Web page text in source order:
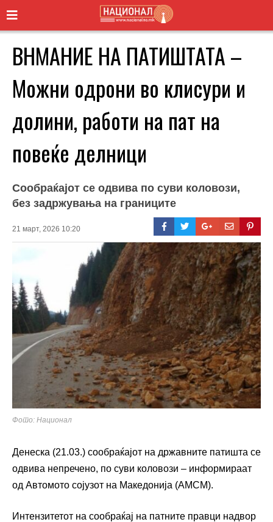
ВНМАНИЕ НА ПАТИШТАТА –
Можни одрони во клисури и
долини, работи на пат на
повеќе делници
Сообраќајот се одвива по суви коловози,
без задржувања на границите
21 март, 2026 10:20
Фото: Национал
Денеска (21.03.) сообраќајот на државните патишта се
одвива непречено, по суви коловози – информираат
од Автомото сојузот на Македонија (АМСМ).
Интензитетот на сообраќај на патните правци надвор